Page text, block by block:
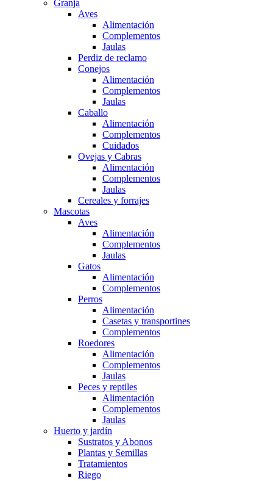
Granja
Aves
Alimentación
Complementos
Jaulas
Perdiz de reclamo
Conejos
Alimentación
Complementos
Jaulas
Caballo
Alimentación
Complementos
Cuidados
Ovejas y Cabras
Alimentación
Complementos
Jaulas
Cereales y forrajes
Mascotas
Aves
Alimentación
Complementos
Jaulas
Gatos
Alimentación
Complementos
Perros
Alimentación
Casetas y transportines
Complementos
Roedores
Alimentación
Complementos
Jaulas
Peces y reptiles
Alimentación
Complementos
Jaulas
Huerto y jardín
Sustratos y Abonos
Plantas y Semillas
Tratamientos
Riego